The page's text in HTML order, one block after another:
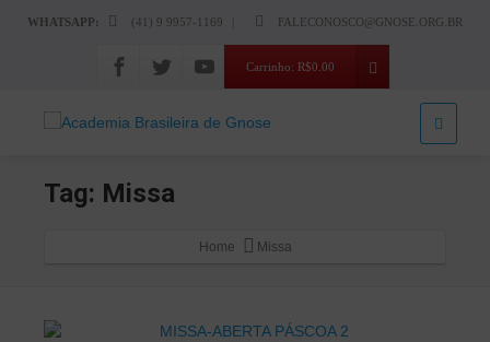
WHATSAPP: (41) 9 9957-1169 FALECONOSCO@GNOSE.ORG.BR
Carrinho: R$0.00
Tag: Missa
Home Missa